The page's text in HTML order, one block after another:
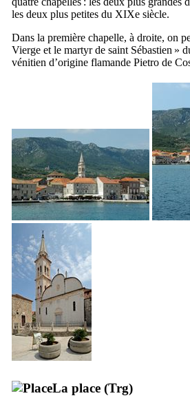
les deux plus petites du XIXe siècle.
Dans la première chapelle, à droite, on
Vierge et le martyr de saint Sébastien »
vénitien d’origine flamande Pietro de
La place (Trg)